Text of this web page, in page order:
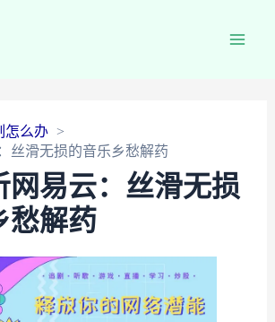
怎么办
丝滑无损的音乐乡愁解药
网易云：丝滑无损
愁解药